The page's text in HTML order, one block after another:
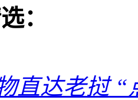
：
直达老挝